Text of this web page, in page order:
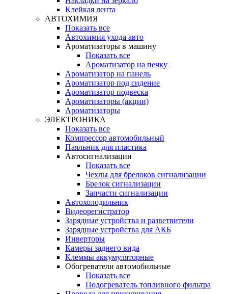
Клейкая лента
АВТОХИМИЯ
Показать все
Автохимия ухода авто
Ароматизаторы в машину
Показать все
Ароматизатор на печку
Ароматизатор на панель
Ароматизатор под сидение
Ароматизатор подвеска
Ароматизаторы (акции)
Ароматизаторы
ЭЛЕКТРОНИКА
Показать все
Компрессор автомобильный
Паяльник для пластика
Автосигнализации
Показать все
Чехлы для брелоков сигнализации
Брелок сигнализации
Запчасти сигнализации
Автохолодильник
Видеорегистратор
Зарядные устройства и разветвители
Зарядные устройства для АКБ
Инверторы
Камеры заднего вида
Клеммы аккумуляторные
Обогреватели автомобильные
Показать все
Подогреватель топливного фильтра